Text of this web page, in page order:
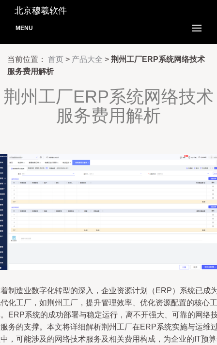
北京穆羲软件
MENU
当前位置： 首页 > 产品大全 > 荆州工厂ERP系统网络技术
服务费用解析
荆州工厂ERP系统网络技术
服务费用解析
制造业数字化转型的深入，企业资源计划（ERP）系统已成
化工厂，如荆州工厂，提升管理效率、优化资源配置的核心工
ERP系统的成功部署与稳定运行，离不开强大、可靠的网络
务的支撑。本文将详细解析荆州工厂在ERP系统实施与运维
，可能涉及的网络技术服务及相关费用构成，为企业的IT预